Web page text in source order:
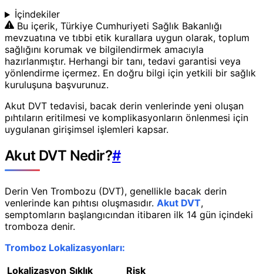
İçindekiler
Bu içerik, Türkiye Cumhuriyeti Sağlık Bakanlığı
mevzuatına ve tıbbi etik kurallara uygun olarak, toplum
sağlığını korumak ve bilgilendirmek amacıyla
hazırlanmıştır. Herhangi bir tanı, tedavi garantisi veya
yönlendirme içermez. En doğru bilgi için yetkili bir sağlık
kuruluşuna başvurunuz.
Akut DVT tedavisi, bacak derin venlerinde yeni oluşan
pıhtıların eritilmesi ve komplikasyonların önlenmesi için
uygulanan girişimsel işlemleri kapsar.
Akut DVT Nedir?#
Derin Ven Trombozu (DVT), genellikle bacak derin
venlerinde kan pıhtısı oluşmasıdır. Akut DVT,
semptomların başlangıcından itibaren ilk 14 gün içindeki
tromboza denir.
Tromboz Lokalizasyonları:
Lokalizasyon Sıklık
Risk